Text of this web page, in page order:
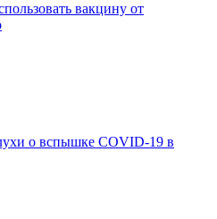
вакцину от
о вспышке COVID-19 в